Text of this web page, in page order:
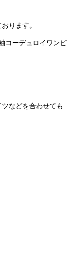
ります。
コーデュロイワンピ
などを合わせても